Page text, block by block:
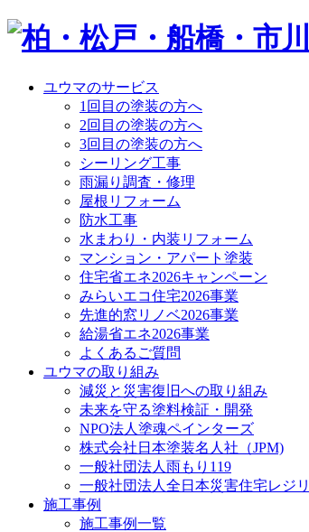
ユウマのサービス
1回目の塗装の方へ
2回目の塗装の方へ
3回目の塗装の方へ
シーリング工事
雨漏り調査・修理
屋根リフォーム
防水工事
水まわり・内装リフォーム
マンション・アパート塗装
住宅省エネ2026キャンペーン
みらいエコ住宅2026事業
先進的窓リノベ2026事業
給湯省エネ2026事業
よくあるご質問
ユウマの取り組み
減災と災害復旧への取り組み
未来を守る塗料検証・開発
NPO法人塗魂ペインターズ
株式会社日本塗装名人社（JPM)
一般社団法人雨もり119
一般社団法人全日本災害住宅レジ
施工事例
施工事例一覧